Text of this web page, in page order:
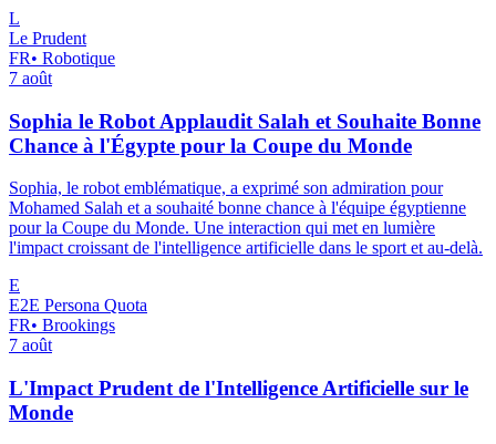
L
Le Prudent
FR• Robotique
7 août
Sophia le Robot Applaudit Salah et Souhaite Bonne
Chance à l'Égypte pour la Coupe du Monde
Sophia, le robot emblématique, a exprimé son admiration pour
Mohamed Salah et a souhaité bonne chance à l'équipe égyptienne
pour la Coupe du Monde. Une interaction qui met en lumière
l'impact croissant de l'intelligence artificielle dans le sport et au-delà.
E
E2E Persona Quota
FR• Brookings
7 août
L'Impact Prudent de l'Intelligence Artificielle sur le
Monde